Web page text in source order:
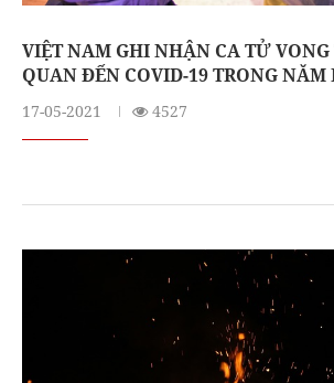
VIỆT NAM GHI NHẬN CA TỬ
QUAN ĐẾN COVID-19 TRONG NĂM
17-05-2021 4527